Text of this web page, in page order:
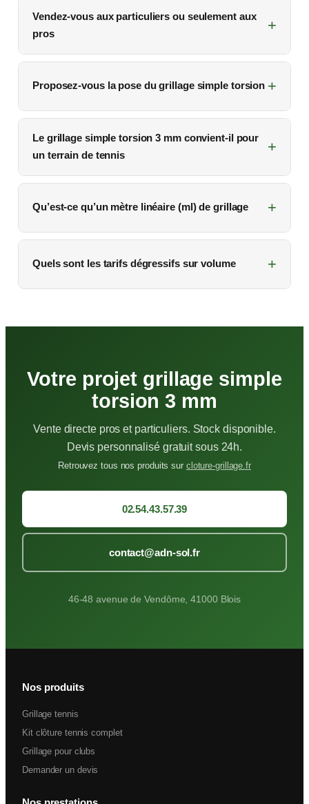
Vendez-vous aux particuliers ou seulement aux
pros
Proposez-vous la pose du grillage simple torsion
Le grillage simple torsion 3 mm convient-il pour
un terrain de tennis
Qu’est-ce qu’un mètre linéaire (ml) de grillage
Quels sont les tarifs dégressifs sur volume
Votre projet grillage simple
torsion 3 mm
Vente directe pros et particuliers. Stock disponible.
Devis personnalisé gratuit sous 24h.
Retrouvez tous nos produits sur cloture-grillage.fr
02.54.43.57.39
contact@adn-sol.fr
46-48 avenue de Vendôme, 41000 Blois
Nos produits
Grillage tennis
Kit clôture tennis complet
Grillage pour clubs
Demander un devis